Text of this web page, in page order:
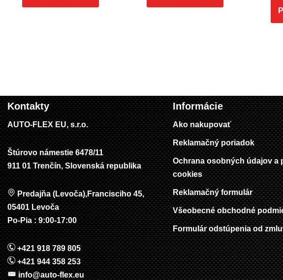
Kontakty
AUTO-FLEX EU, s.r.o.
Štúrovo námestie 6478/11
911 01 Trenčín, Slovenská republika
Predajňa (Levoča),Francisciho 45,
05401 Levoča
Po-Pia : 9:00-17:00
+421 918 789 805
+421 944 358 253
info@auto-flex.eu
Informácie
Ako nakupovať
Reklamačný poriadok
Ochrana osobných údajov a
cookies
Reklamačný formulár
Všeobecné obchodné
Formulár odstúpenia od